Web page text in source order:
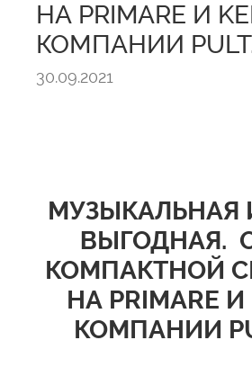
НА PRIMARE И
КОМПАНИИ
30.09.2021
МУЗЫКАЛЬНАЯ
ВЫГОДНАЯ.
КОМПАКТНОЙ
НА PRIMARE И
КОМПАНИИ